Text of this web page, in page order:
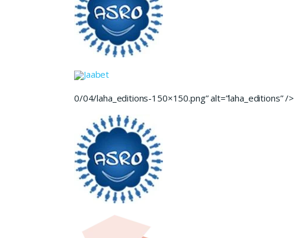
Jaabet
0/04/laha_editions-150×150.png” alt=”laha_editions” />